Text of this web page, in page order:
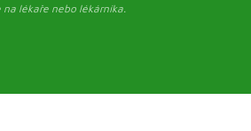
lékaře nebo lékárníka.